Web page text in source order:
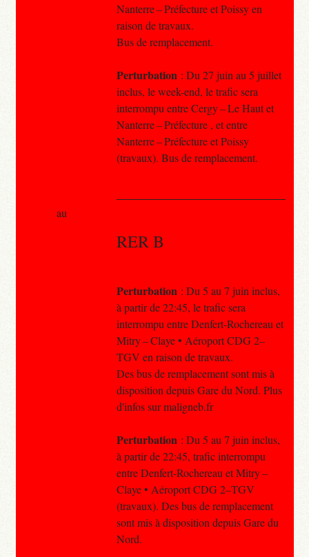
Nanterre – Préfecture et Poissy en
raison de travaux.
Bus de remplacement.
Perturbation : Du 27 juin au 5 juillet
inclus, le week-end, le trafic sera
interrompu entre Cergy – Le Haut et
Nanterre – Préfecture , et entre
Nanterre – Préfecture et Poissy
(travaux). Bus de remplacement.
RER B
Perturbation : Du 5 au 7 juin inclus,
à partir de 22:45, le trafic sera
interrompu entre Denfert-Rochereau et
Mitry – Claye • Aéroport CDG 2–
TGV en raison de travaux.
Des bus de remplacement sont mis à
disposition depuis Gare du Nord. Plus
d'infos sur maligneb.fr
Perturbation : Du 5 au 7 juin inclus,
à partir de 22:45, trafic interrompu
entre Denfert-Rochereau et Mitry –
Claye • Aéroport CDG 2–TGV
(travaux). Des bus de remplacement
sont mis à disposition depuis Gare du
Nord.
au